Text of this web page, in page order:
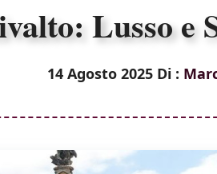
Lusso
14 Agosto 2025 Di :